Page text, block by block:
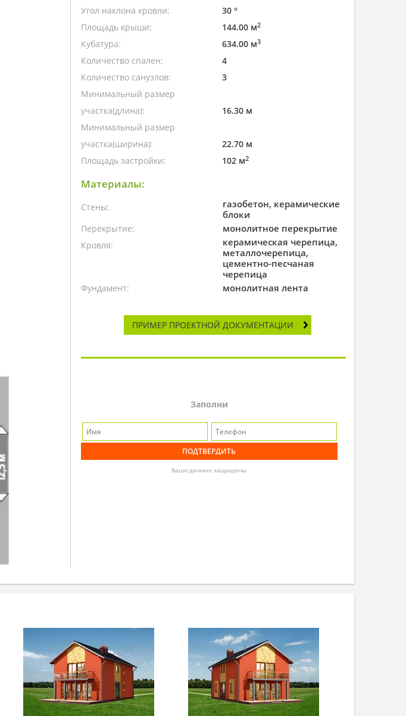
Угол наклона кровли:
30 °
Площадь крыши:
144.00 м2
Кубатура: 634.00 м3
Количество спален:
4
Количество санузлов:
3
Минимальный размер
участка(длина):
16.30 м
Минимальный размер
участка(ширина):
22.70 м
Площадь застройки:
102 м2
Материалы:
Стены:
газобетон, керамические
блоки
Перекрытие: монолитное перекрытие
Кровля:
керамическая черепица,
металлочерепица,
цементно-песчаная
черепица
Фундамент: монолитная лента
ПРИМЕР ПРОЕКТНОЙ ДОКУМЕНТАЦИИ
Заполни
Ваши данные защищены